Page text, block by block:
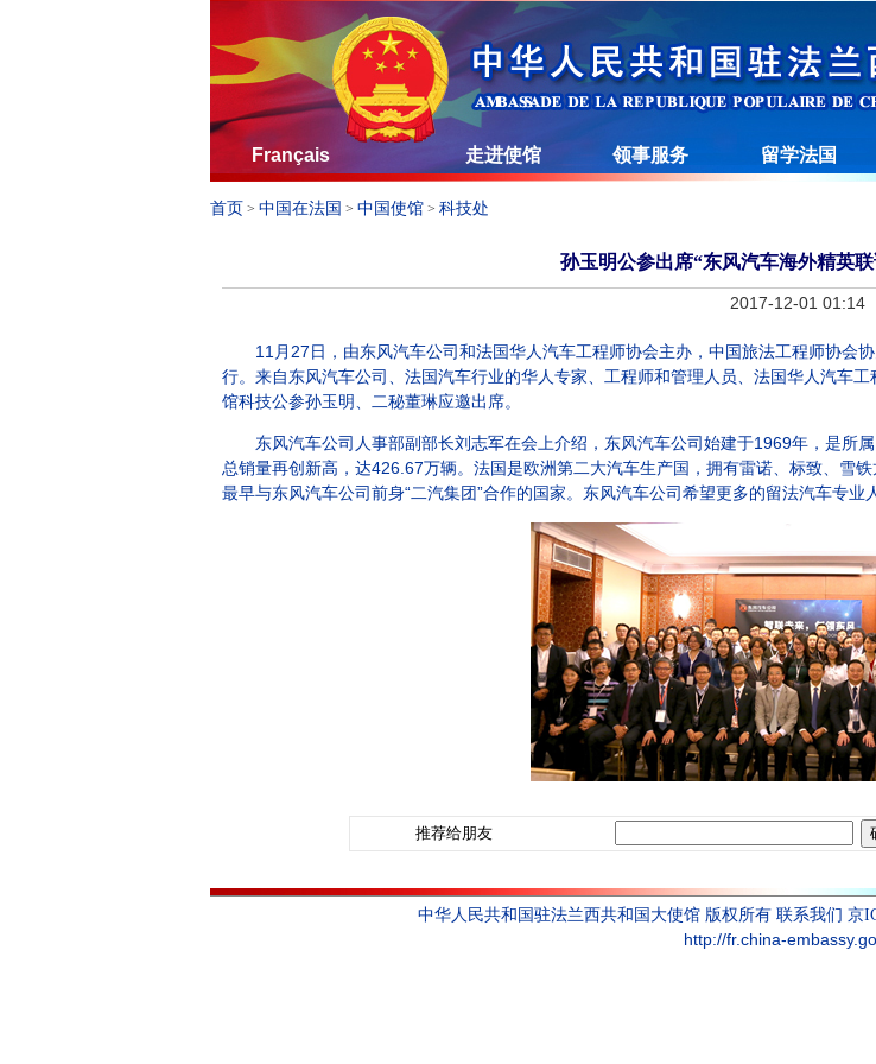
Français 走进使馆 领事服务 留学法国
首页 > 中国在法国 > 中国使馆> 科技处
孙玉明公参出席“东风汽车海外精英
2017-12-01 01:14
11月27日，由东风汽车公司和法国华人汽车工程师协会主办，中国旅法工程师协会协
行。来自东风汽车公司、法国汽车行业的华人专家、工程师和管理人员、法国华人汽车
馆科技公参孙玉明、二秘董琳应邀出席。
东风汽车公司人事部副部长刘志军在会上介绍，东风汽车公司始建于1969年，是所
总销量再创新高，达426.67万辆。法国是欧洲第二大汽车生产国，拥有雷诺、标致、雪
最早与东风汽车公司前身“二汽集团”合作的国家。东风汽车公司希望更多的留法汽车专业
推荐给朋友
中华人民共和国驻法兰西共和国大使馆 版权所有 联系我们 京
http://fr.china-